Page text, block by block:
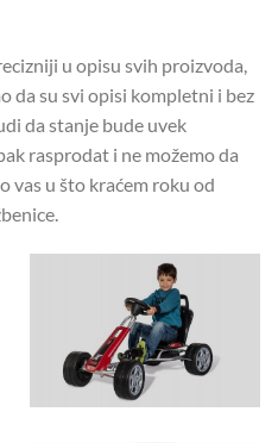
u opisu svih proizvoda,
da su svi opisi kompletni i bez
da stanje bude uvek
rasprodat i ne možemo da
vas u što kraćem roku od